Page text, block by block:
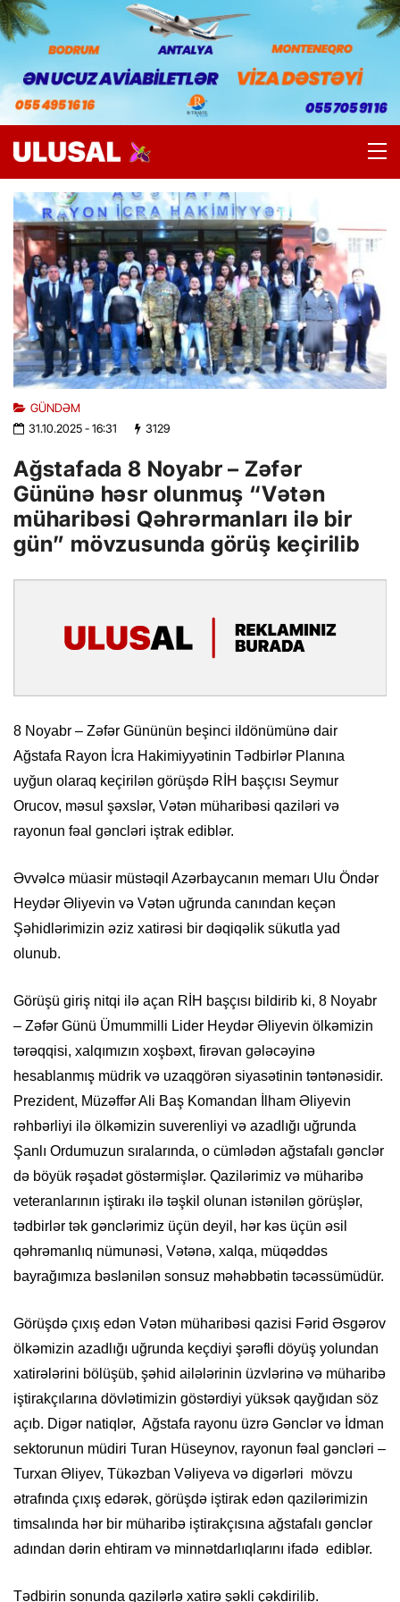
GÜNDƏM
31.10.2025- 16:31 3129
Ağstafada 8 Noyabr – Zəfər
Gününə həsr olunmuş “Vətən
müharibəsi Qəhrərmanları ilə bir
gün” mövzusunda görüş keçirilib
8 Noyabr – Zəfər Gününün beşinci ildönümünə dair
Ağstafa Rayon İcra Hakimiyyətinin Tədbirlər Planına
uyğun olaraq keçirilən görüşdə RİH başçısı Seymur
Orucov, məsul şəxslər, Vətən müharibəsi qaziləri və
rayonun fəal gəncləri iştrak ediblər.
Əvvəlcə müasir müstəqil Azərbaycanın memarı Ulu Öndər
Heydər Əliyevin və Vətən uğrunda canından keçən
Şəhidlərimizin əziz xatirəsi bir dəqiqəlik sükutla yad
olunub.
Görüşü giriş nitqi ilə açan RİH başçısı bildirib ki, 8 Noyabr
– Zəfər Günü Ümummilli Lider Heydər Əliyevin ölkəmizin
tərəqqisi, xalqımızın xoşbəxt, firəvan gələcəyinə
hesablanmış müdrik və uzaqgörən siyasətinin təntənəsidir.
Prezident, Müzəffər Ali Baş Komandan İlham Əliyevin
rəhbərliyi ilə ölkəmizin suverenliyi və azadlığı uğrunda
Şanlı Ordumuzun sıralarında, o cümlədən ağstafalı gənclər
də böyük rəşadət göstərmişlər. Qazilərimiz və müharibə
veteranlarının iştirakı ilə təşkil olunan istənilən görüşlər,
tədbirlər tək gənclərimiz üçün deyil, hər kəs üçün əsil
qəhrəmanlıq nümunəsi, Vətənə, xalqa, müqəddəs
bayrağımıza bəslənilən sonsuz məhəbbətin təcəssümüdür.
Görüşdə çıxış edən Vətən müharibəsi qazisi Fərid Əsgərov
ölkəmizin azadlığı uğrunda keçdiyi şərəfli döyüş yolundan
xatirələrini bölüşüb, şəhid ailələrinin üzvlərinə və müharibə
iştirakçılarına dövlətimizin göstərdiyi yüksək qayğıdan söz
açıb. Digər natiqlər, Ağstafa rayonu üzrə Gənclər və İdman
sektorunun müdiri Turan Hüseynov, rayonun fəal gəncləri –
Turxan Əliyev, Tükəzban Vəliyeva və digərləri mövzu
ətrafında çıxış edərək, görüşdə iştirak edən qazilərimizin
timsalında hər bir müharibə iştirakçısına ağstafalı gənclər
adından dərin ehtiram və minnətdarlıqlarını ifadə ediblər.
Tədbirin sonunda qazilərlə xatirə şəkli çəkdirilib.